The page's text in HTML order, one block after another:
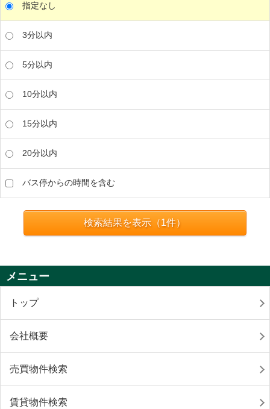
指定なし
3分以内
5分以内
10分以内
15分以内
20分以内
バス停からの時間を含む
検索結果を表示（1件）
メニュー
トップ
会社概要
売買物件検索
賃貸物件検索